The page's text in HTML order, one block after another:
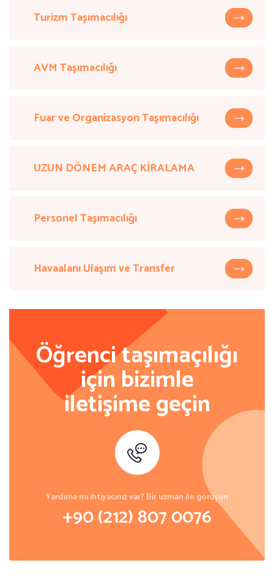
Turizm Taşımacılığı
AVM Taşımacılığı
Fuar ve Organizasyon Taşımacılığı
UZUN DÖNEM ARAÇ KİRALAMA
Personel Taşımacılığı
Havaalanı Ulaşım ve Transfer
Öğrenci taşımaçılığı
için bizimle
iletişime geçin
Yardıma mı ihtiyacınız var? Bir uzman ile görüşün
+90 (212) 807 0076